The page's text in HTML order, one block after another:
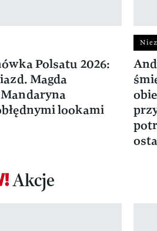
Polsatu 2026:
Magda
lookami
Akcje